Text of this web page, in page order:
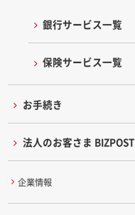
銀行サービス一覧
保険サービス一覧
お手続き
法人のお客さま BIZPOST
企業情報